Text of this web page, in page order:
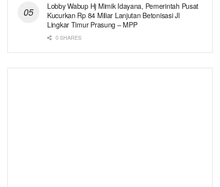
Lobby Wabup Hj Mimik Idayana, Pemerintah Pusat
Kucurkan Rp 84 Miliar Lanjutan Betonisasi Jl
Lingkar Timur Prasung – MPP
0 SHARES